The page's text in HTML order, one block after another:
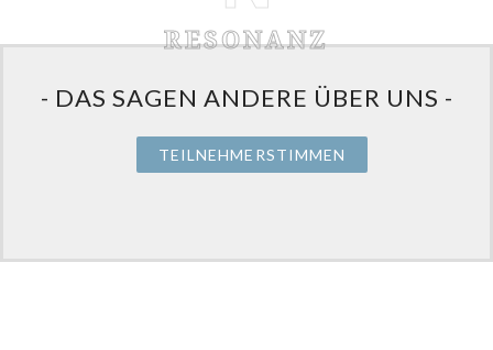
RESONANZ
- DAS SAGEN ANDERE ÜBER UNS -
TEILNEHMERSTIMMEN